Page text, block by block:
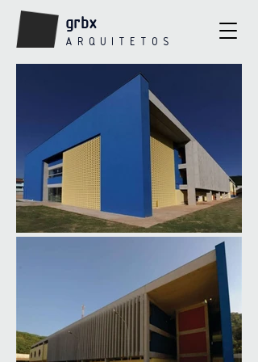
grbx
A R Q U I T E T O S